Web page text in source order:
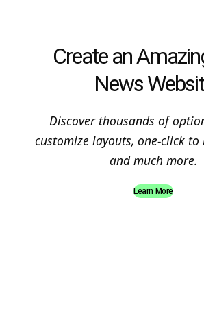
Create an
News
Discover thousands of
customize layouts, one-click
and much more.
Learn More